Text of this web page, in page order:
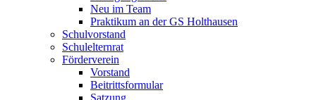
Neu im Team
Praktikum an der GS Holthausen
Schulvorstand
Schulelternrat
Förderverein
Vorstand
Beitrittsformular
Satzung